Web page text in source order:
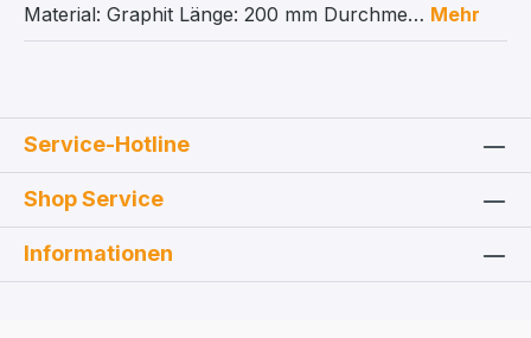
Material: Graphit Länge: 200 mm Durchme… Mehr
Service-Hotline
Shop Service
Informationen